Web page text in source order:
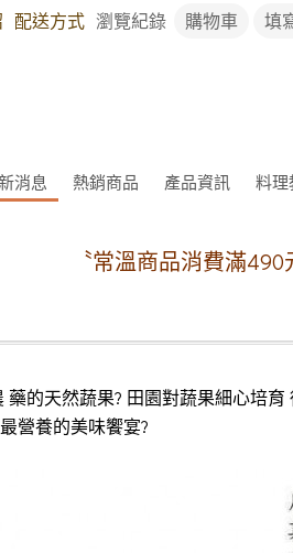
配送方式 瀏覽紀錄 購物車 填
消息 熱銷商品 產品資訊 料理
〝常溫商品消費滿490元
的天然蔬果? 田園對蔬果細心培
營養的美味饗宴?